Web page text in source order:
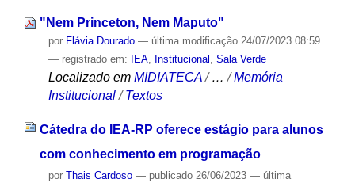
"Nem Princeton, Nem Maputo"
por Flávia Dourado — última modificação24/07/2023 08:59
— registrado em:
IEA, Institucional , Sala Verde
Localizado em MIDIATECA / …/Memória
Institucional / Textos
Cátedra do IEA-RP oferece estágio para alunos
com conhecimento em programação
por Thais Cardoso — publicado26/06/2023 — última